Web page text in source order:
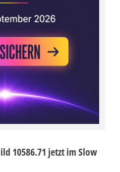
10586.71 jetzt im Slow